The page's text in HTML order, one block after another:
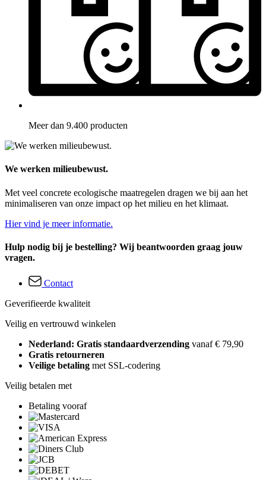
Meer dan 9.400 producten
We werken milieubewust.
Met veel concrete ecologische maatregelen dragen we bij aan het
minimaliseren van onze impact op het milieu en het klimaat.
Hier vind je meer informatie.
Hulp nodig bij je bestelling? Wij beantwoorden graag jouw
vragen.
Contact
Geverifieerde kwaliteit
Veilig en vertrouwd winkelen
Nederland: Gratis standaardverzending vanaf € 79,90
Gratis retourneren
Veilige betaling met SSL-codering
Veilig betalen met
Betaling vooraf